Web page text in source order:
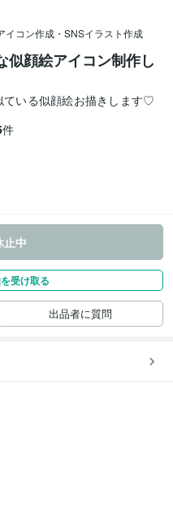
イコン作成・SNSイラスト作成
顔絵アイコン制作し
ている似顔絵お描きします♡
件
止中
受け取る
出品者に質問